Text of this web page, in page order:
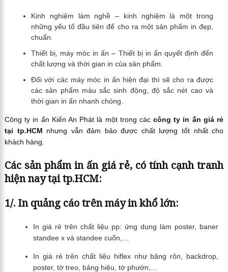
Kinh nghiệm làm nghề – kinh nghiệm là một trong
những yếu tố đầu tiên để cho ra một sản phẩm in đẹp,
chuẩn.
Thiết bị, máy móc in ấn – Thiết bị in ấn quyết định đến
chất lượng và thời gian in của sản phẩm.
Đối với các máy móc in ấn hiện đại thì sẽ cho ra được
các sản phẩm màu sắc sinh động, độ sắc nét cao và
thời gian in ấn nhanh chóng.
Công ty in ấn Kiến An Phát là một trong cáccông ty in ấn giá rẻ
tại tp.HCM nhưng vẫn đảm bảo được chất lượng tốt nhất cho
khách hàng.
Các sản phẩm in ấn giá rẻ, có tính cạnh tranh
hiện nay tại tp.HCM:
1/. In quảng cáo trên máy in khổ lớn:
In giá rẻ trên chất liệu pp: ứng dụng làm poster, baner
standee x và standee cuốn,…
In giá rẻ trên chất liệu hiflex như băng rôn, backdrop,
poster, tờ treo, bảng hiệu, tờ phướn,…